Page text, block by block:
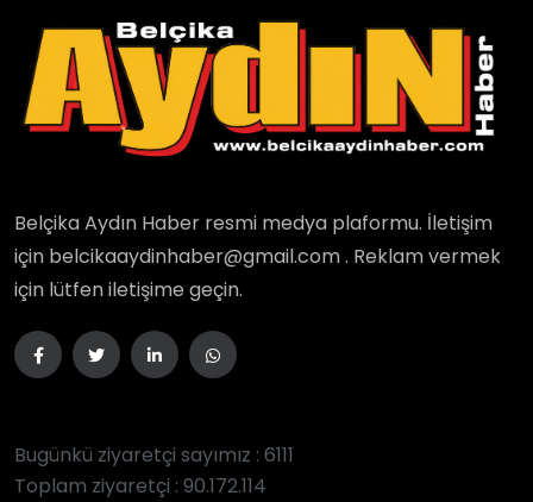
Belçika Aydın Haber resmi medya plaformu. İletişim
için belcikaaydinhaber@gmail.com . Reklam vermek
için lütfen iletişime geçin.
Bugünkü ziyaretçi sayımız : 6111
Toplam ziyaretçi : 90.172.114